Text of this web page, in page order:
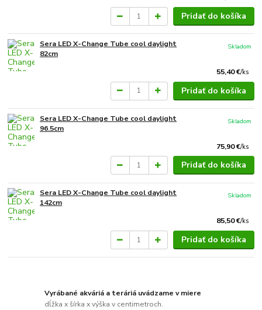
Pridať do košíka
Sera LED X-Change Tube cool daylight
82cm
55,40 €/ks
Skladom
Pridať do košíka
Sera LED X-Change Tube cool daylight
96.5cm
75,90 €/ks
Skladom
Pridať do košíka
Sera LED X-Change Tube cool daylight
142cm
85,50 €/ks
Skladom
Pridať do košíka
Vyrábané akváriá a teráriá uvádzame v miere
dĺžka x šírka x výška v centimetroch.